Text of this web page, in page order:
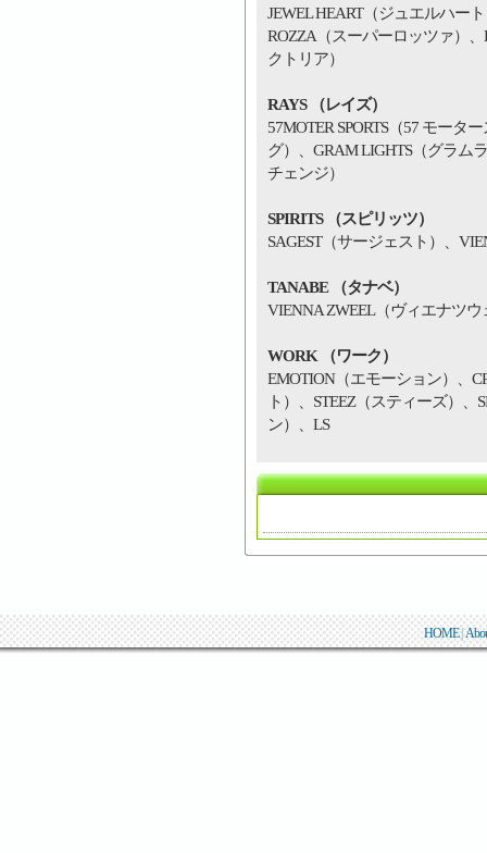
JEWEL HEART（ジュエルハー
ROZZA（スーパーロッツァ）
クトリア）
RAYS （レイズ）
57MOTER SPORTS（57 モー
グ）、GRAM LIGHTS（グラム
チェンジ）
SPIRITS （スピリッツ）
SAGEST（サージェスト）、
TANABE （タナベ）
VIENNA ZWEEL（ヴィエナツ
WORK （ワーク）
EMOTION（エモーション）、
ト）、STEEZ（スティーズ）
ン）、LS
HOME|